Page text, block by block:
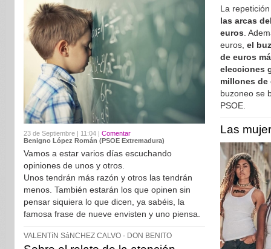
23 de Septiembre | 11:04 | Comentar
Benigno López Román (PSOE Extremadura)
Vamos a estar varios días escuchando
opiniones de unos y otros.
Unos tendrán más razón y otros las tendrán
menos. También estarán los que opinen sin
pensar siquiera lo que dicen, ya sabéis, la
famosa frase de nueve envisten y uno piensa.
VALENTíN SáNCHEZ CALVO - DON BENITO
La
las arcas
euros .
euros, el
de euros
elecciones
millones de
buzoneo se
PSOE.
Las